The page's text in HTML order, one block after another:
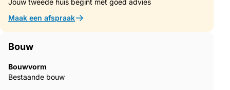
Jouw tweede huis begint met goed advies
Maak een afspraak
Bouw
Bouwvorm
Bestaande bouw